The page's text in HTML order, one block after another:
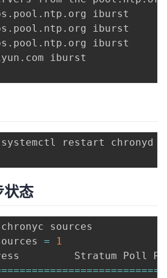
. pool . ntp . org iburst
. pool . ntp . org iburst
. pool . ntp . org iburst
. com iburst
restart chronyd
状态
=
1
===========================